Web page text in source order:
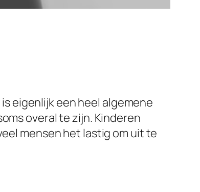
eigenlijk een heel algemene
overal te zijn. Kinderen
mensen het lastig om uit te